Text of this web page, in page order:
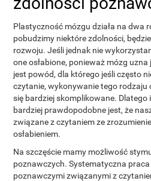
Plastyczność mózgu działa na dwa
pobudzimy niektóre zdolności,
rozwoju. Jeśli jednak nie
one osłabione, ponieważ mózg
jest powód, dla którego jeśli często
czytanie, wykonywanie tego rodzaju
się bardziej skomplikowane. Dlatego
bardziej prawdopodobne jest, że
związane z czytaniem ze
osłabieniem.
Na szczęście mamy możliwość
poznawczych. Systematyczna
poznawczymi związanymi z